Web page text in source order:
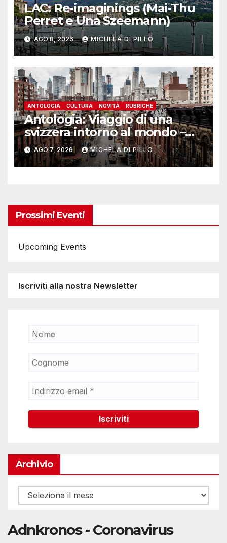
LAC: Re-imaginings (Mai-Thu
Perret e Una Szeemann)
AGO 8, 2026 MICHELA DI PILLO
ANTOLOGIA CULTURA NOVITÀ RUBRICHE
Antologia: Viaggio di una
svizzera intorno al mondo –
Yosemite
AGO 7, 2026 MICHELA DI PILLO
Prossimi Eventi
Upcoming Events
Iscriviti alla nostra Newsletter
Archivio
Archivio
Adnkronos - Coronavirus